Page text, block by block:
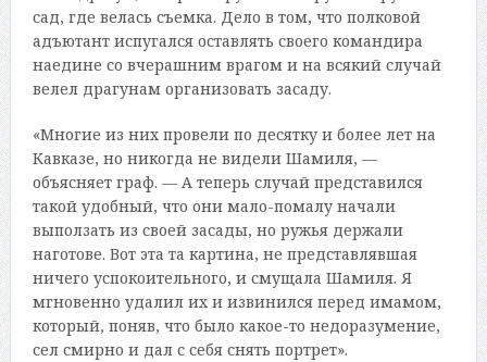
сад, где велась съемка. Дело в том, что полковой
адъютант испугался оставлять своего командира
наедине со вчерашним врагом и на всякий случай
велел драгунам организовать засаду.
«Многие из них провели по десятку и более лет на
Кавказе, но никогда не видели Шамиля, —
объясняет граф. — А теперь случай представился
такой удобный, что они мало-помалу начали
выползать из своей засады, но ружья держали
наготове. Вот эта та картина, не представлявшая
ничего успокоительного, и смущала Шамиля. Я
мгновенно удалил их и извинился перед имамом,
который, поняв, что было какое-то недоразумение,
сел смирно и дал с себя снять портрет».